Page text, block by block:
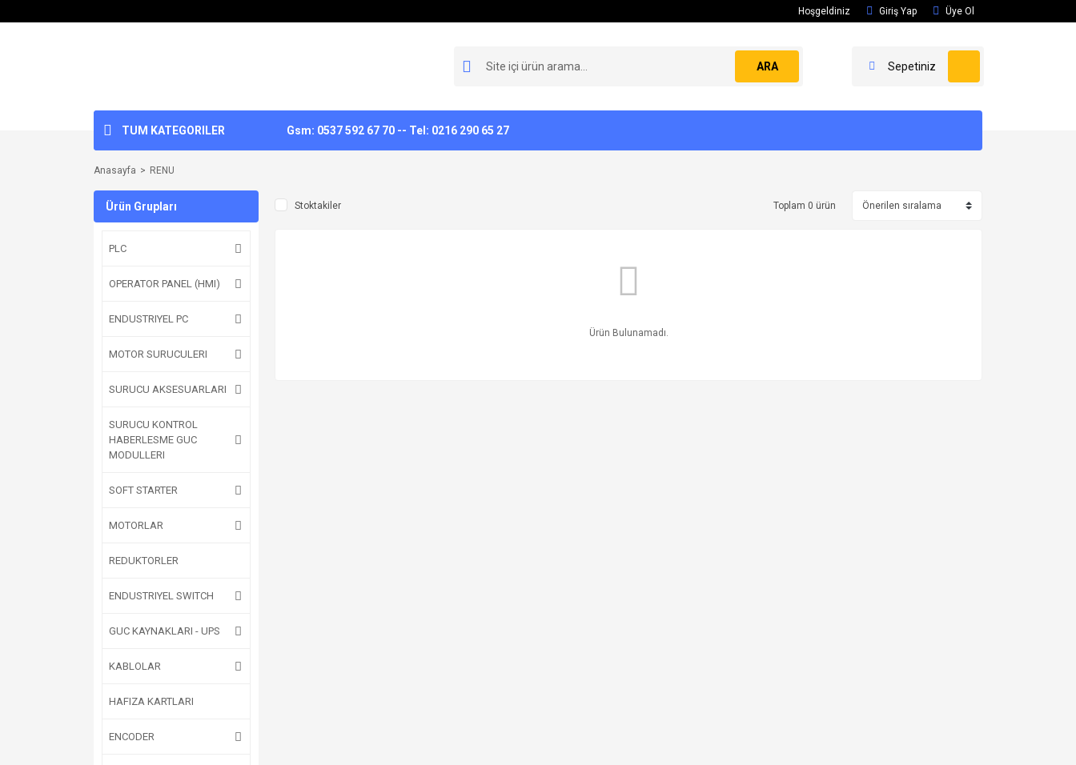
Hoşgeldiniz Giriş Yap Üye Ol
ARA Sepetiniz
TUM KATEGORILER Gsm: 0537 592 67 70 -- Tel: 0216 290 65 27
Anasayfa RENU
Ürün Grupları
PLC
OPERATOR PANEL (HMI)
ENDUSTRIYEL PC
MOTOR SURUCULERI
SURUCU AKSESUARLARI
SURUCU KONTROL
HABERLESME GUC
MODULLERI
SOFT STARTER
MOTORLAR
REDUKTORLER
ENDUSTRIYEL SWITCH
GUC KAYNAKLARI - UPS
KABLOLAR
HAFIZA KARTLARI
ENCODER
Stoktakiler Toplam 0 ürün
Ürün Bulunamadı.